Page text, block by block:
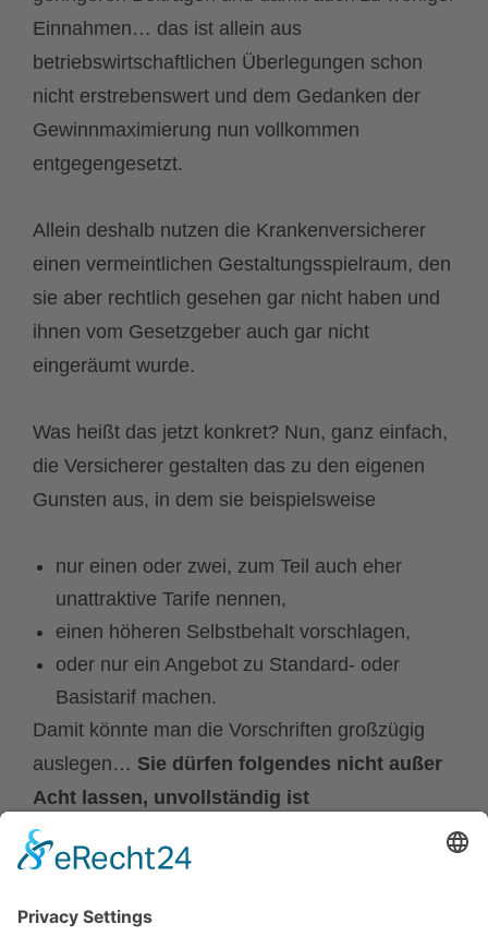
Einnahmen… das ist allein aus
betriebswirtschaftlichen Überlegungen schon
nicht erstrebenswert und dem Gedanken der
Gewinnmaximierung nun vollkommen
entgegengesetzt.
Allein deshalb nutzen die Krankenversicherer
einen vermeintlichen Gestaltungsspielraum, den
sie aber rechtlich gesehen gar nicht haben und
ihnen vom Gesetzgeber auch gar nicht
eingeräumt wurde.
Was heißt das jetzt konkret? Nun, ganz einfach,
die Versicherer gestalten das zu den eigenen
Gunsten aus, in dem sie beispielsweise
nur einen oder zwei, zum Teil auch eher
unattraktive Tarife nennen,
einen höheren Selbstbehalt vorschlagen,
oder nur ein Angebot zu Standard- oder
Basistarif machen.
Damit könnte man die Vorschriften großzügig
auslegen… Sie dürfen folgendes nicht außer
Acht lassen, unvollständig ist
gleichbedeutend mit falsch!
regeln und für Vollständigkeit sorgen